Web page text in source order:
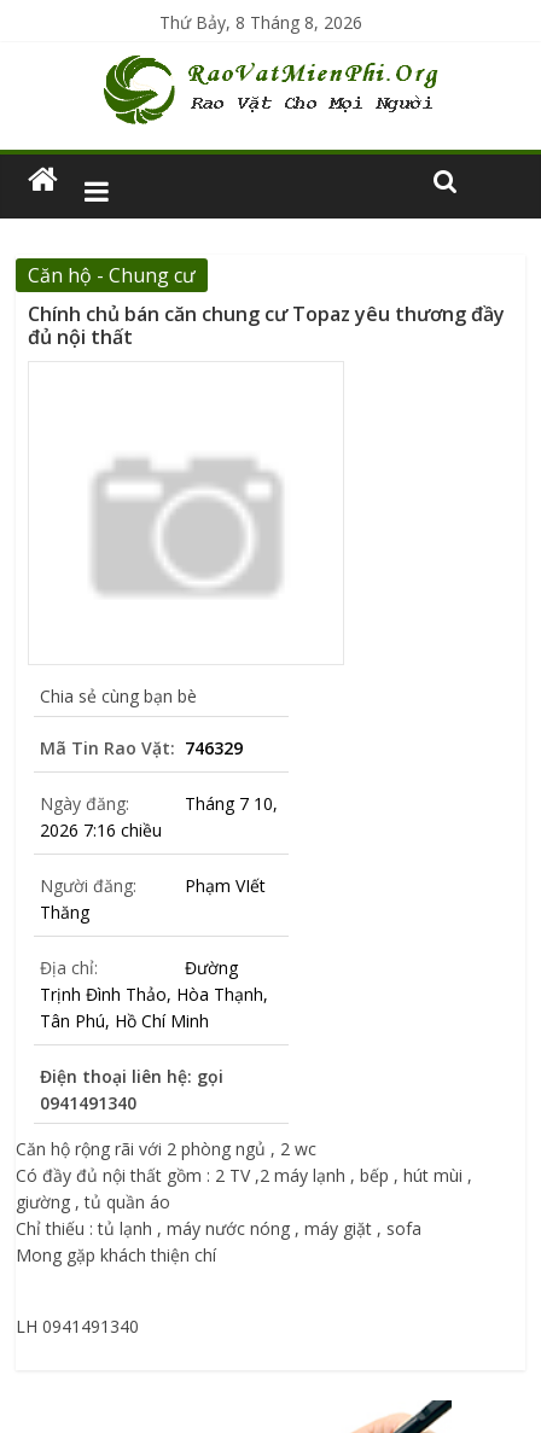
Thứ Bảy, 8 Tháng 8, 2026
Căn hộ - Chung cư
Chính chủ bán căn chung cư Topaz yêu thương đầy
đủ nội thất
Chia sẻ cùng bạn bè
Mã Tin Rao Vặt: 746329
Ngày đăng:
Tháng 7 10,
2026 7:16 chiều
Người đăng:
Phạm VIết
Thăng
Địa chỉ:
Đường
Trịnh Đình Thảo, Hòa Thạnh,
Tân Phú, Hồ Chí Minh
Điện thoại liên hệ: gọi
0941491340
Căn hộ rộng rãi với 2 phòng ngủ , 2 wc
Có đầy đủ nội thất gồm : 2 TV ,2 máy lạnh , bếp , hút mùi ,
giường , tủ quần áo
Chỉ thiếu : tủ lạnh , máy nước nóng , máy giặt , sofa
Mong gặp khách thiện chí
LH 0941491340